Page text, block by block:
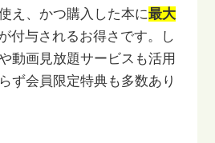
え、 かつ購入した本に最大
付与されるお得さです。
し
動画見放題サービスも活用
ず会員限定特典も多数あり